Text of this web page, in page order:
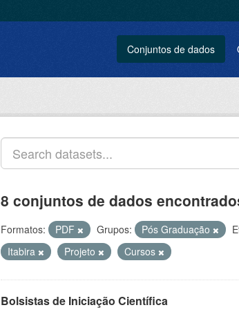
Conjuntos de dados
8 conjuntos de dados
Formatos: PDF Grupos: Pós Graduação
Itabira
Projeto Cursos
Bolsistas de Iniciação Científica